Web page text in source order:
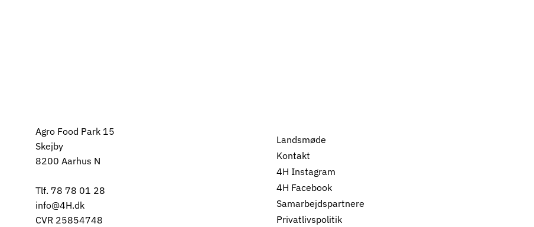
Agro Food Park 15
Skejby
8200 Aarhus N
Tlf. 78 78 01 28
info@4H.dk
CVR 25854748
Landsmøde
Kontakt
4H Instagram
4H Facebook
Samarbejdspartnere
Privatlivspolitik